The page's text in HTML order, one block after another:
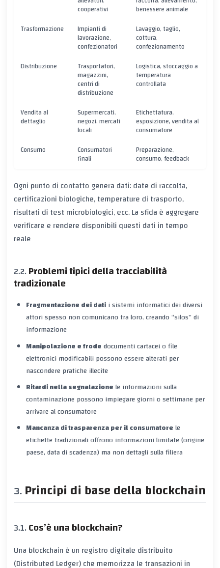
cooperativi
benessere animale
Trasformazione
Impianti di
lavorazione,
confezionatori
Lavaggio, taglio,
cottura,
confezionamento
Distribuzione
Trasportatori,
magazzini,
centri di
distribuzione
Logistica, stoccaggio a
temperatura
controllata
Vendita al
dettaglio
Supermercati,
negozi, mercati
locali
Etichettatura,
esposizione, vendita al
consumatore
Consumo
Consumatori
finali
Preparazione,
consumo, feedback
Ogni punto di contatto genera dati: date di raccolta,
certificazioni biologiche, temperature di trasporto,
risultati di test microbiologici, ecc. La sfida è aggregare
verificare e rendere disponibili questi dati in tempo
reale
Problemi tipici della tracciabilità
tradizionale
Fragmentazione dei datii sistemi informatici dei diversi
attori spesso non comunicano tra loro, creando “silos” di
informazione
Manipolazione e frodedocumenti cartacei o file
elettronici modificabili possono essere alterati per
nascondere pratiche illecite
Ritardi nella segnalazionele informazioni sulla
contaminazione possono impiegare giorni o settimane per
arrivare al consumatore
Mancanza di trasparenza per il consumatorele
etichette tradizionali offrono informazioni limitate (origine
paese, data di scadenza) ma non dettagli sulla filiera
Principi di base della blockchain
Cos’è una blockchain?
Una blockchain è un registro digitale distribuito
(Distributed Ledger) che memorizza le transazioni in